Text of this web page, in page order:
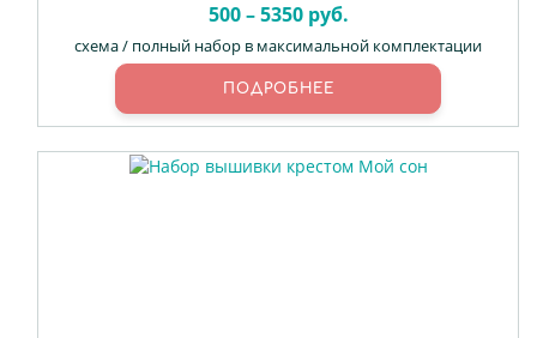
500 – 5350 руб.
схема / полный набор в максимальной комплектации
ПОДРОБНЕЕ